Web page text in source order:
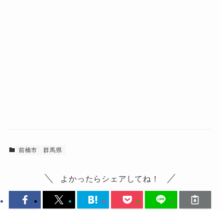
前橋市 群馬県
よかったらシェアしてね！